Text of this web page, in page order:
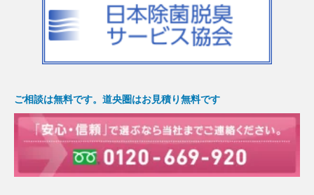
ご相談は無料です。道央圏はお見積り無料です